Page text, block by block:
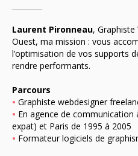
Laurent Pironneau, Graphiste
Ouest, ma mission : vous
l’optimisation de vos supports
rendre performants.
Parcours
• Graphiste webdesigner
• En agence de communication
expat) et Paris de 1995 à 2005
• Formateur logiciels de